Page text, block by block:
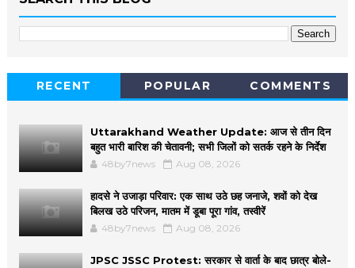
RECENT POPULAR COMMENTS
Uttarakhand Weather Update: आज से तीन दिन
बहुत भारी बारिश की चेतावनी; सभी जिलों को सतर्क रहने के निर्देश
48by7news Aug 08, 2026
हादसे ने उजाड़ा परिवार: एक साथ उठे छह जनाजे, शवों को देख
बिलख उठे परिजन, मातम में डूबा पूरा गांव, तस्वीरें
48by7news Aug 08, 2026
JPSC JSSC Protest: सरकार से वार्ता के बाद छात्र बोले-